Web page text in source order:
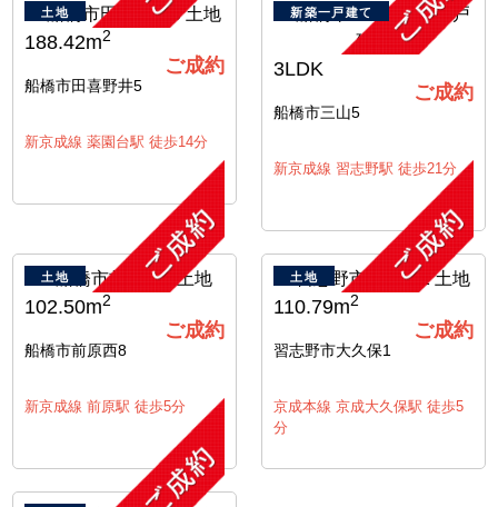
土地
188.42m2
ご成約
船橋市田喜野井5
新京成線 薬園台駅 徒歩14分
新築一戸建て
3LDK
ご成約
船橋市三山5
新京成線 習志野駅 徒歩21分
土地
102.50m2
ご成約
船橋市前原西8
新京成線 前原駅 徒歩5分
土地
110.79m2
ご成約
習志野市大久保1
京成本線 京成大久保駅 徒歩5
分